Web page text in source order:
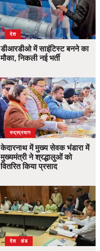
देश
डीआरडीओ में साइंटिस्ट बनने का
मौका, निकली नई भर्ती
उत्तराखंड
देश
रुद्रप्रयाग
केदारनाथ में मुख्य सेवक भंडारा में
मुख्यमंत्री ने श्रद्धालुओं को
वितरित किया प्रसाद
उत्तराखंड
देश